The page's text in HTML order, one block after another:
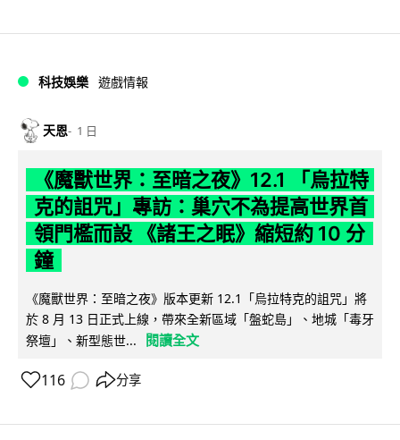
科技娛樂 遊戲情報
天恩 1 日
《魔獸世界：至暗之夜》12.1 「烏拉特
克的詛咒」專訪：巢穴不為提高世界首
領門檻而設 《諸王之眠》縮短約 10 分
鐘
《魔獸世界：至暗之夜》版本更新 12.1「烏拉特克的詛咒」將
於 8 月 13 日正式上線，帶來全新區域「盤蛇島」、地城「毒牙
祭壇」、新型態世...
閱讀全文
116 分享